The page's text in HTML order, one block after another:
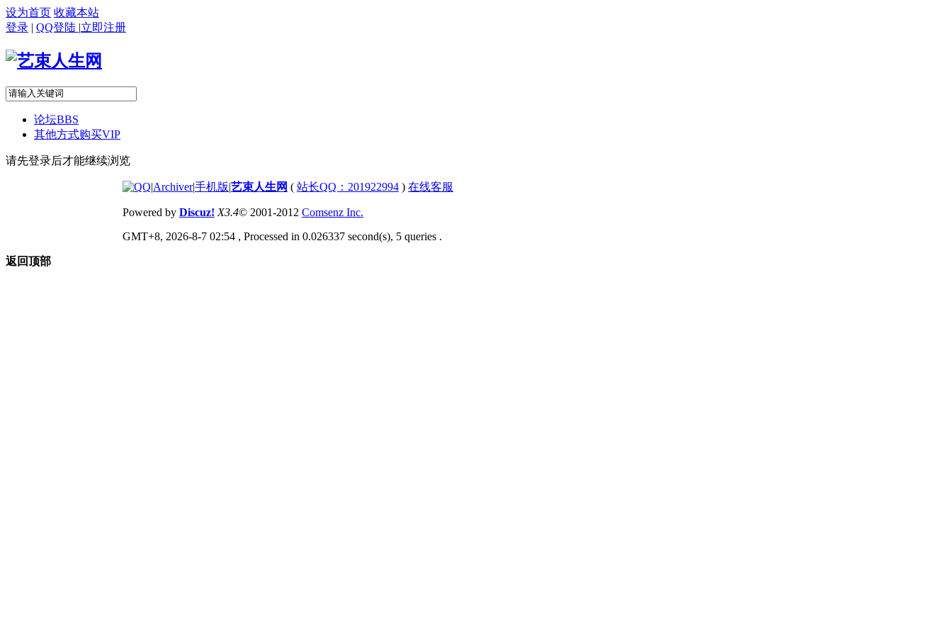
设为首页 收藏本站
登录 | QQ登陆 |立即注册
论坛BBS
其他方式购买VIP
请先登录后才能继续浏览
|Archiver|手机版|艺束人生网 ( 站长QQ：201922994 ) 在线客服
Powered by Discuz! X3.4© 2001-2012 Comsenz Inc.
GMT+8, 2026-8-7 02:54 , Processed in 0.026337 second(s), 5 queries .
返回顶部